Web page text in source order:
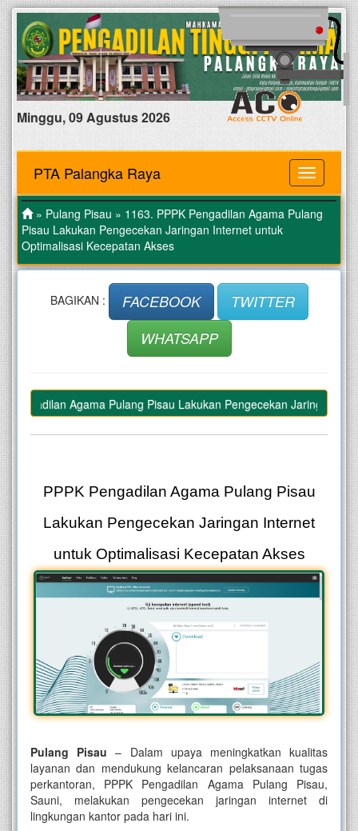
Minggu, 09 Agustus 2026
MENU
PTA Palangka Raya
» Pulang Pisau » 1163. PPPK Pengadilan Agama Pulang
Pisau Lakukan Pengecekan Jaringan Internet untuk
Optimalisasi Kecepatan Akses
BAGIKAN : FACEBOOK
TWITTER
WHATSAPP
Agama Pulang Pisau Lakukan Pengecekan Jaringan
PPPK Pengadilan Agama Pulang Pisau
Lakukan Pengecekan Jaringan Internet
untuk Optimalisasi Kecepatan Akses
Pulang Pisau – Dalam upaya meningkatkan kualitas
layanan dan mendukung kelancaran pelaksanaan tugas
perkantoran, PPPK Pengadilan Agama Pulang Pisau,
Sauni, melakukan pengecekan jaringan internet di
lingkungan kantor pada hari ini.